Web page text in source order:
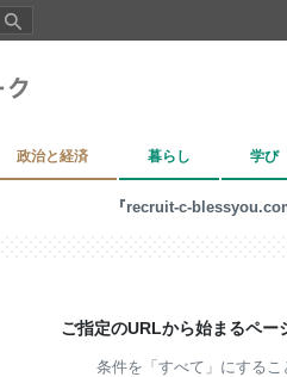
政治と経済 暮らし 学び
『recruit-c-
ご指定のURLから始まるペー
条件を「すべて」にするこ